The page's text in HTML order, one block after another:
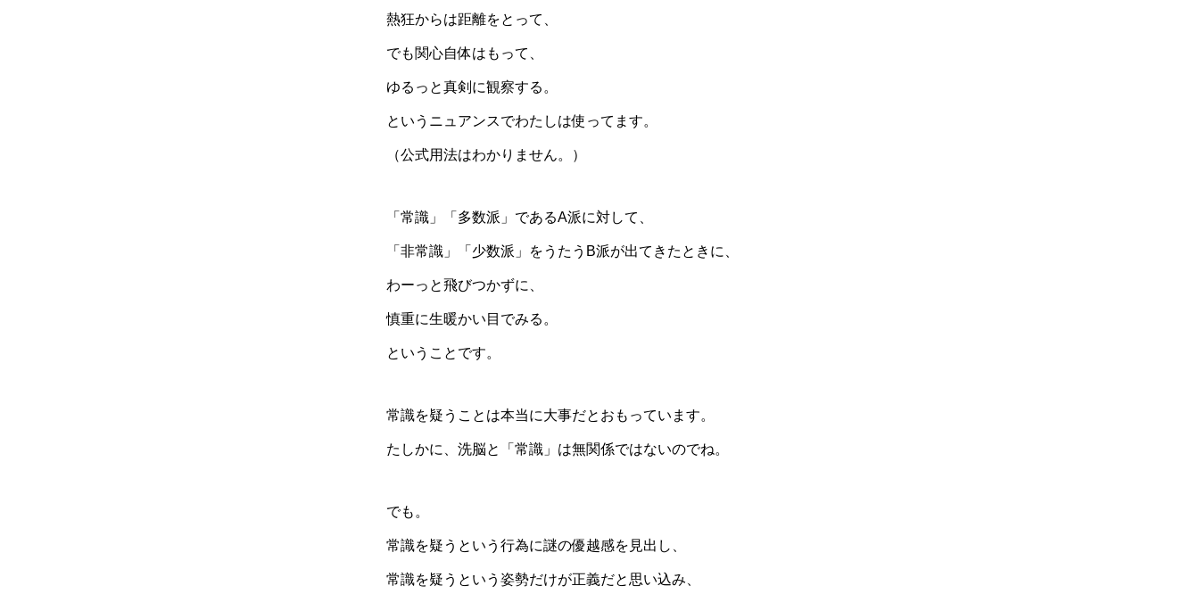
熱狂からは距離をとって、
でも関心自体はもって、
ゆるっと真剣に観察する。
というニュアンスでわたしは使ってます。
（公式用法はわかりません。）
「常識」「多数派」であるA派に対して、
「非常識」「少数派」をうたうB派が出てきたときに、
わーっと飛びつかずに、
慎重に生暖かい目でみる。
ということです。
常識を疑うことは本当に大事だとおもっています。
たしかに、洗脳と「常識」は無関係ではないのでね。
でも。
常識を疑うという行為に謎の優越感を見出し、
常識を疑うという姿勢だけが正義だと思い込み、